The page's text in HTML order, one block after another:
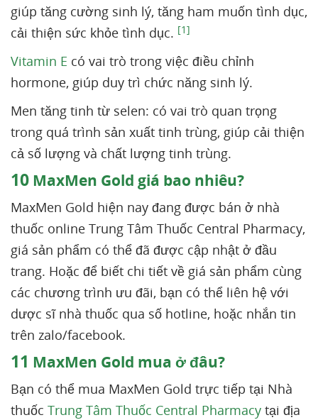
giúp tăng cường sinh lý, tăng ham muốn tình dục,
cải thiện sức khỏe tình dục. [1]
Vitamin E có vai trò trong việc điều chỉnh
hormone, giúp duy trì chức năng sinh lý.
Men tăng tinh từ selen: có vai trò quan trọng
trong quá trình sản xuất tinh trùng, giúp cải thiện
cả số lượng và chất lượng tinh trùng.
10 MaxMen Gold giá bao nhiêu?
MaxMen Gold hiện nay đang được bán ở nhà
thuốc online Trung Tâm Thuốc Central Pharmacy,
giá sản phẩm có thể đã được cập nhật ở đầu
trang. Hoặc để biết chi tiết về giá sản phẩm cùng
các chương trình ưu đãi, bạn có thể liên hệ với
dược sĩ nhà thuốc qua số hotline, hoặc nhắn tin
trên zalo/facebook.
11 MaxMen Gold mua ở đâu?
Bạn có thể mua MaxMen Gold trực tiếp tại Nhà
thuốc Trung Tâm Thuốc Central Pharmacy tại địa